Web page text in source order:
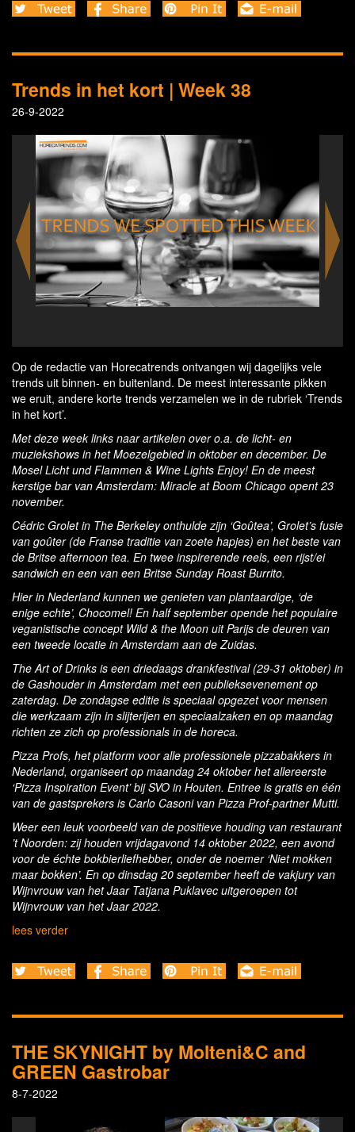
Trends in het kort | Week 38
26-9-2022
Op de redactie van Horecatrends ontvangen wij dagelijks vele
trends uit binnen- en buitenland. De meest interessante pikken
we eruit, andere korte trends verzamelen we in de rubriek ‘Trends
in het kort’.
Met deze week links naar artikelen over o.a. de licht- en
muziekshows in het Moezelgebied in oktober en december. De
Mosel Licht und Flammen & Wine Lights Enjoy! En de meest
kerstige bar van Amsterdam: Miracle at Boom Chicago opent 23
november.
Cédric Grolet in The Berkeley onthulde zijn ‘Goûtea’, Grolet’s fusie
van goûter (de Franse traditie van zoete hapjes) en het beste van
de Britse afternoon tea. En twee inspirerende reels, een rijst/ei
sandwich en een van een Britse Sunday Roast Burrito.
Hier in Nederland kunnen we genieten van plantaardige, ‘de
enige echte’, Chocomel! En half september opende het populaire
veganistische concept Wild & the Moon uit Parijs de deuren van
een tweede locatie in Amsterdam aan de Zuidas.
The Art of Drinks is een driedaags drankfestival (29-31 oktober) in
de Gashouder in Amsterdam met een publieksevenement op
zaterdag. De zondagse editie is speciaal opgezet voor mensen
die werkzaam zijn in slijterijen en speciaalzaken en op maandag
richten ze zich op professionals in de horeca.
Pizza Profs, het platform voor alle professionele pizzabakkers in
Nederland, organiseert op maandag 24 oktober het allereerste
‘Pizza Inspiration Event’ bij SVO in Houten. Entree is gratis en één
van de gastsprekers is Carlo Casoni van Pizza Prof-partner Mutti.
Weer een leuk voorbeeld van de positieve houding van restaurant
’t Noorden: zij houden vrijdagavond 14 oktober 2022, een avond
voor de échte bokbierliefhebber, onder de noemer ‘Niet mokken
maar bokken’. En op dinsdag 20 september heeft de vakjury van
Wijnvrouw van het Jaar Tatjana Puklavec uitgeroepen tot
Wijnvrouw van het Jaar 2022.
lees verder
THE SKYNIGHT by Molteni&C and
GREEN Gastrobar
8-7-2022